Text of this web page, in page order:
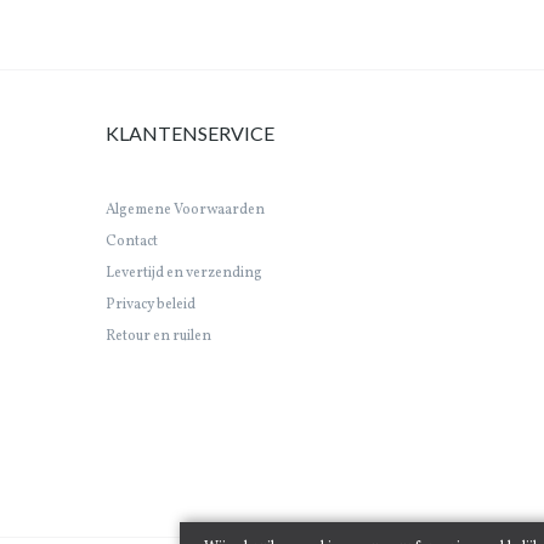
KLANTENSERVICE
Algemene Voorwaarden
Contact
Levertijd en verzending
Privacy beleid
Retour en ruilen